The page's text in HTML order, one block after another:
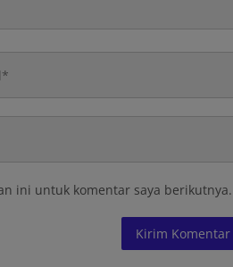
ini untuk komentar saya berikutnya.